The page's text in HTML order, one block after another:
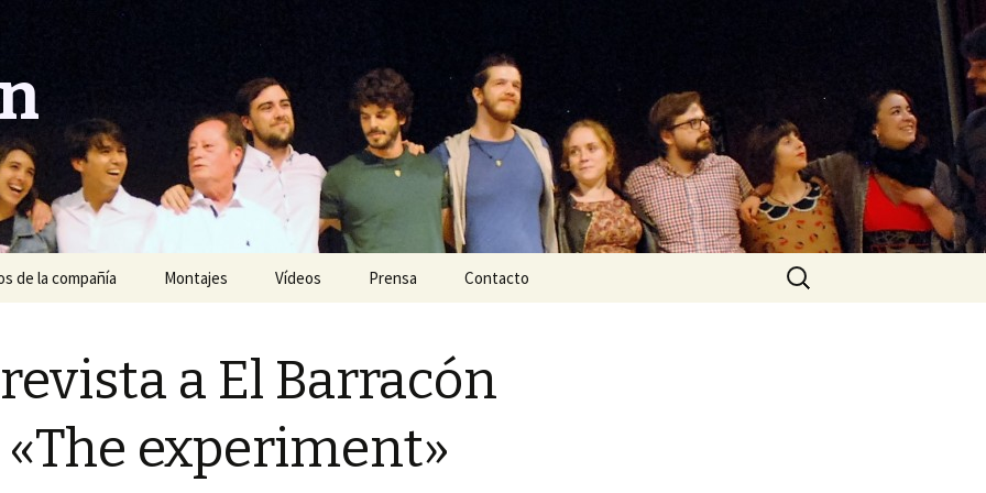
de la compañía Montajes Vídeos Prensa
Año 2019
Año 2018
Contacto
Buscar:
a El Barracón
experiment»